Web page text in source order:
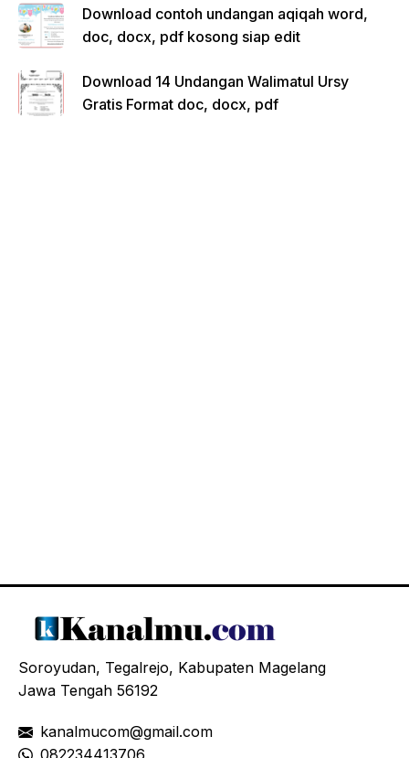
Download contoh undangan aqiqah word,
doc, docx, pdf kosong siap edit
Download 14 Undangan Walimatul Ursy
Gratis Format doc, docx, pdf
Soroyudan, Tegalrejo, Kabupaten Magelang
Jawa Tengah 56192
kanalmucom@gmail.com
082234413706